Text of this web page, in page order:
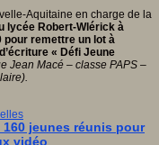
Aquitaine en charge de la
lycée Robert-Wlérick à
pour remettre un lot à
« Défi Jeune
Jean Macé – classe PAPS –
jeunes réunis pour
vidéo